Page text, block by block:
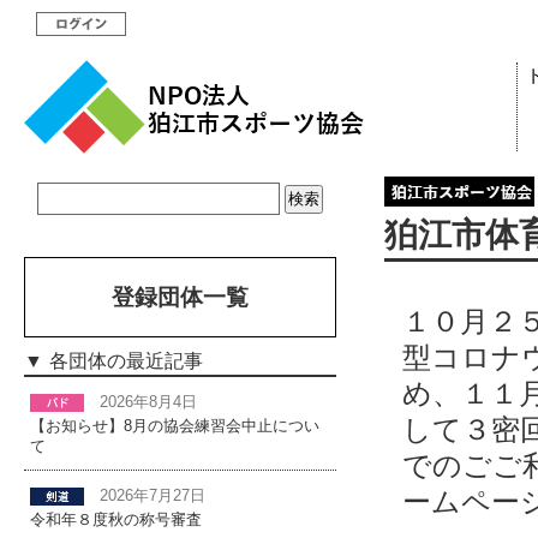
狛江市体
１０月２
型コロナ
め、１１
して３密
でのごご
ームペー
登録団体一覧
各団体の最近記事
2026年8月4日
【お知らせ】8月の協会練習会中止につい
て
2026年7月27日
令和年８度秋の称号審査